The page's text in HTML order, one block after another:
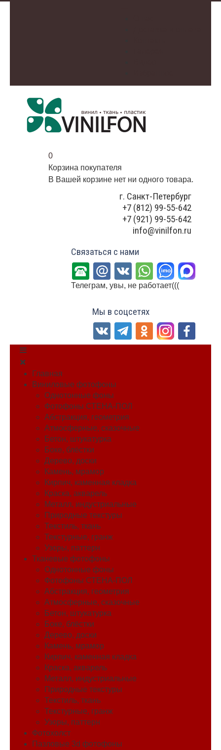
0
Корзина покупателя
В Вашей корзине нет ни одного товара.
г. Санкт-Петербург
+7 (812) 99-55-642
+7 (921) 99-55-642
info@vinilfon.ru
Связаться с нами
Телеграм, увы, не работает(((
Мы в соцсетях
Главная
Виниловые фотофоны
Однотонные фоны
Фотофоны СТЕНА-ПОЛ
Абстракция, геометрия
Атмосферные, сказочные
Бетон, штукатурка
Боке, блёстки
Дерево, доски
Камень, мрамор
Кирпич, каменная кладка
Краска, акварель
Металл, индустриальные
Природные текстуры
Текстиль, ткань
Текстурные, гранж
Узоры, паттерн
Тканевые фотофоны
Однотонные фоны
Фотофоны СТЕНА-ПОЛ
Абстракция, геометрия
Атмосферные, сказочные
Бетон, штукатурка
Боке, блёстки
Дерево, доски
Камень, мрамор
Кирпич, каменная кладка
Краска, акварель
Металл, индустриальные
Природные текстуры
Текстиль, ткань
Текстурные, гранж
Узоры, паттерн
Фотохолст
Пазловые 3d фотофоны